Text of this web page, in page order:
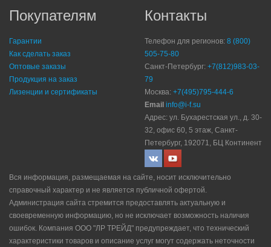
Покупателям
Гарантии
Как сделать заказ
Оптовые заказы
Продукция на заказ
Лизенции и сертификаты
Контакты
Телефон для регионов: 8 (800)
505-75-80
Санкт-Петербург: +7(812)983-03-
79
Москва: +7(495)795-444-6
Email info@i-f.su
Адрес: ул. Бухарестская ул., д. 30-
32, офис 60, 5 этаж, Санкт-
Петербург, 192071, БЦ Континент
Вся информация, размещаемая на сайте, носит исключительно
справочный характер и не является публичной офертой.
Администрация сайта стремится предоставлять актуальную и
своевременную информацию, но не исключает возможность наличия
ошибок. Компания ООО "ЛР ТРЕЙД" прeдупрeждaeт, что технический
характеристики товаров и описание услуг могут содержать неточности